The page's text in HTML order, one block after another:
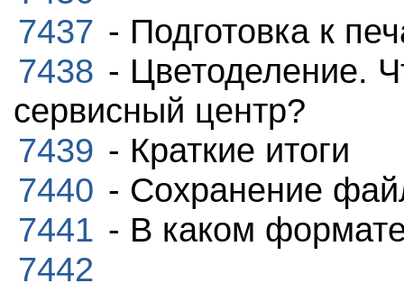
7437 - Подготовка к
7438 - Цветоделение.
сервисный центр?
7439 - Краткие итоги
7440 - Сохранение
7441 - В каком
7442